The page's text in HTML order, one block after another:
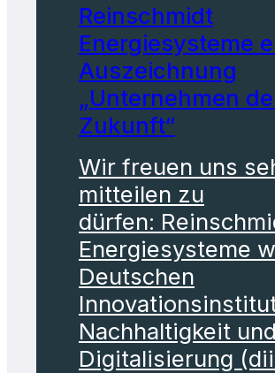
Reinschmidt
Energiesysteme
Auszeichnung
„Unternehmen
Zukunft“
Wir freuen uns
mitteilen zu
dürfen:
Energiesysteme
Deutschen
Nachhaltigkeit und
Digitalisierung